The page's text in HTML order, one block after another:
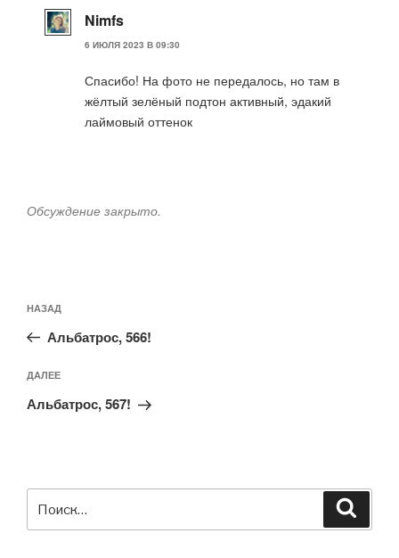
Nimfs
6 ИЮЛЯ 2023 В 09:30
Спасибо! На фото не передалось, но там в
жёлтый зелёный подтон активный, эдакий
лаймовый оттенок
Обсуждение закрыто.
по
записям
Предыдущая
запись:
НАЗАД
Альбатрос, 566!
Следующая
запись
ДАЛЕЕ
Альбатрос, 567!